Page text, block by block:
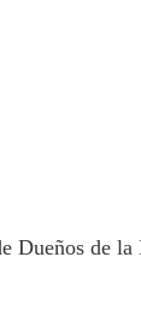
Dueños de